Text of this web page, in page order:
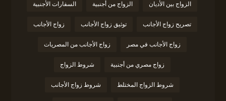
الزواج بين الأديان الزواج من أجنبية السفارات الأجنبية
تصريح زواج الأجانب توثيق زواج الأجانب زواج الأجانب
زواج الأجانب في مصر زواج الأجانب من المصريات
زواج مصري من أجنبية شروط الزواج
شروط الزواج المختلط شروط زواج الأجانب